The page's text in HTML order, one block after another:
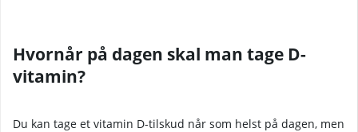
Hvornår på dagen skal man tage D-
vitamin?
Du kan tage et vitamin D-tilskud når som helst på dagen, men